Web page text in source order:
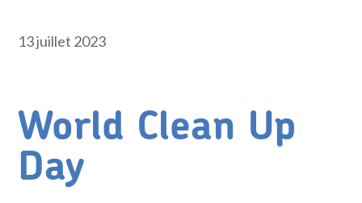
13 juillet 2023
World Clean Up
Day